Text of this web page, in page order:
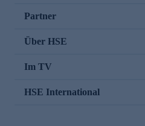
Partner
Über HSE
Im TV
HSE International